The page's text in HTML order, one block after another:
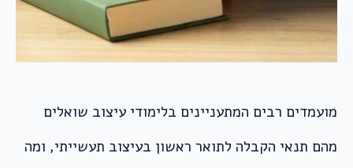
מועמדים רבים המתעניינים בלימודי עיצוב שואלים
מהם תנאי הקבלה לתואר ראשון בעיצוב תעשייתי, ומה